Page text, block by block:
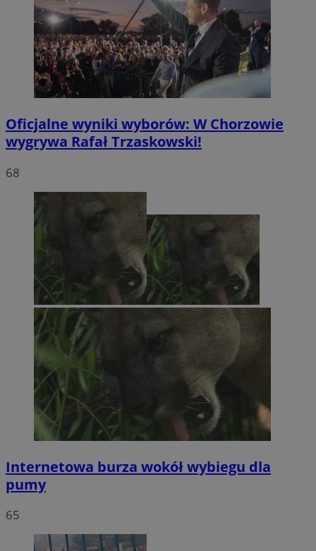
Oficjalne wyniki wyborów: W Chorzowie
wygrywa Rafał Trzaskowski!
68
Internetowa burza wokół wybiegu dla
pumy
65